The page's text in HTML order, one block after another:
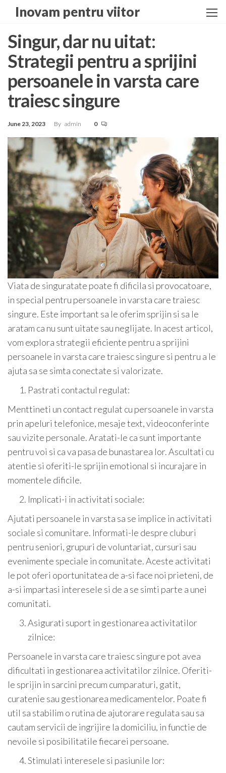
the
content
Inovam pentru viitor
Singur, dar nu uitat:
Strategii pentru a sprijini
persoanele in varsta care
traiesc singure
June 23, 2023 By admin 0
Viata de singuratate poate fi dificila si provocatoare,
in special pentru persoanele in varsta care traiesc
singure. Este important sa le oferim sprijin si sa le
aratam ca nu sunt uitate sau neglijate. In acest articol,
vom explora strategii eficiente pentru a sprijini
persoanele in varsta care traiesc singure si pentru a le
ajuta sa se simta conectate si valorizate.
Pastrati contactul regulat:
Menttineti un contact regulat cu persoanele in varsta
prin apeluri telefonice, mesaje text, videoconferinte
sau vizite personale. Aratati-le ca sunt importante
pentru voi si ca va pasa de bunastarea lor. Ascultati cu
atentie si oferiti-le sprijin emotional si incurajare in
momentele dificile.
Implicati-i in activitati sociale:
Ajutati persoanele in varsta sa se implice in activitati
sociale si comunitare. Informati-le despre cluburi
pentru seniori, grupuri de voluntariat, cursuri sau
evenimente speciale in comunitate. Aceste activitati
le pot oferi oportunitatea de a-si face noi prieteni, de
a-si impartasi interesele si de a se simti parte a unei
comunitati.
Asigurati suport in gestionarea activitatilor
zilnice:
Persoanele in varsta care traiesc singure pot avea
dificultati in gestionarea activitatilor zilnice. Oferiti-
le sprijin in sarcini precum cumparaturi, gatit,
curatenie sau gestionarea medicamentelor. Poate fi
util sa stabilim o rutina de ajutorare regulata sau sa
cautam servicii de ingrijire la domiciliu, in functie de
nevoile si posibilitatile fiecarei persoane.
Stimulati interesele si pasiunile lor: